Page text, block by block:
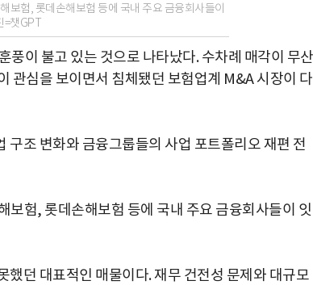
보험, 롯데손해보험 등에 국내 주요 금융회사들이
챗GPT
풍이 불고 있는 것으로 나타났다. 수차례 매각이 무산
관심을 보이면서 침체됐던 보험업계 M&A 시장이 다
조 변화와 금융그룹들의 사업 포트폴리오 재편 전
험, 롯데손해보험 등에 국내 주요 금융회사들이 잇
던 대표적인 매물이다. 재무 건전성 문제와 대규모